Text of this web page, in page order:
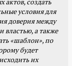
условия для
доверия между
властью, а также
«шаблон», по
будет
их